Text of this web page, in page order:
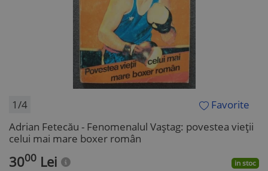
1/4
Favorite
Adrian Fetecău - Fenomenalul Vaștag: povestea vieții
celui mai mare boxer român
3000 Lei in stoc